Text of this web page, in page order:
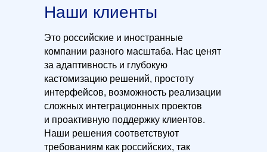
Наши клиенты
Это российские и иностранные
компании разного масштаба. Нас ценят
за адаптивность и глубокую
кастомизацию решений, простоту
интерфейсов, возможность реализации
сложных интеграционных проектов
и проактивную поддержку клиентов.
Наши решения соответствуют
требованиям как российских, так